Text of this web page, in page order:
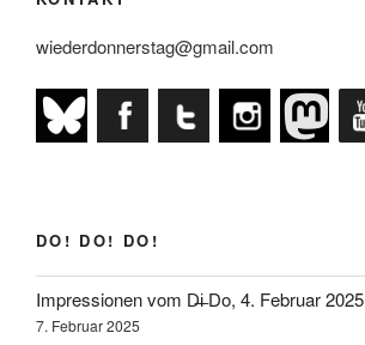
wiederdonnerstag@gmail.com
DO! DO! DO!
Impressionen vom D̶i̶ Do, 4. Februar 2025
7. Februar 2025